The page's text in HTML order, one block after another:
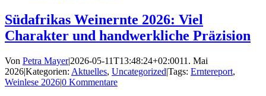
Südafrikas Weinernte 2026: Viel
Charakter und handwerkliche Präzision
Von Petra Mayer|2026-05-11T13:48:24+02:0011. Mai
2026|Kategorien: Aktuelles, Uncategorized|Tags: Erntereport,
Weinlese 2026|0 Kommentare